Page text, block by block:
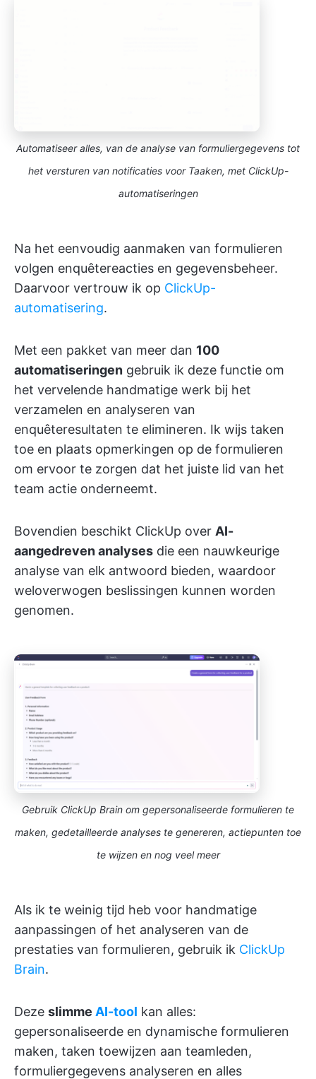
Automatiseer alles, van de analyse van formuliergegevens tot
het versturen van notificaties voor Taaken, met ClickUp-
automatiseringen
Na het eenvoudig aanmaken van formulieren
volgen enquêtereacties en gegevensbeheer.
Daarvoor vertrouw ik op ClickUp-
automatisering.
Met een pakket van meer dan 100
automatiseringen gebruik ik deze functie om
het vervelende handmatige werk bij het
verzamelen en analyseren van
enquêteresultaten te elimineren. Ik wijs taken
toe en plaats opmerkingen op de formulieren
om ervoor te zorgen dat het juiste lid van het
team actie onderneemt.
Bovendien beschikt ClickUp over AI-
aangedreven analyses die een nauwkeurige
analyse van elk antwoord bieden, waardoor
weloverwogen beslissingen kunnen worden
genomen.
Gebruik ClickUp Brain om gepersonaliseerde formulieren te
maken, gedetailleerde analyses te genereren, actiepunten toe
te wijzen en nog veel meer
Als ik te weinig tijd heb voor handmatige
aanpassingen of het analyseren van de
prestaties van formulieren, gebruik ik ClickUp
Brain.
Deze slimme AI-tool kan alles:
gepersonaliseerde en dynamische formulieren
maken, taken toewijzen aan teamleden,
formuliergegevens analyseren en alles